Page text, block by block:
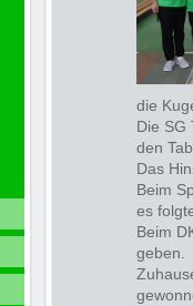
die
Die SG
den
Das
Beim
es
Beim
geben.